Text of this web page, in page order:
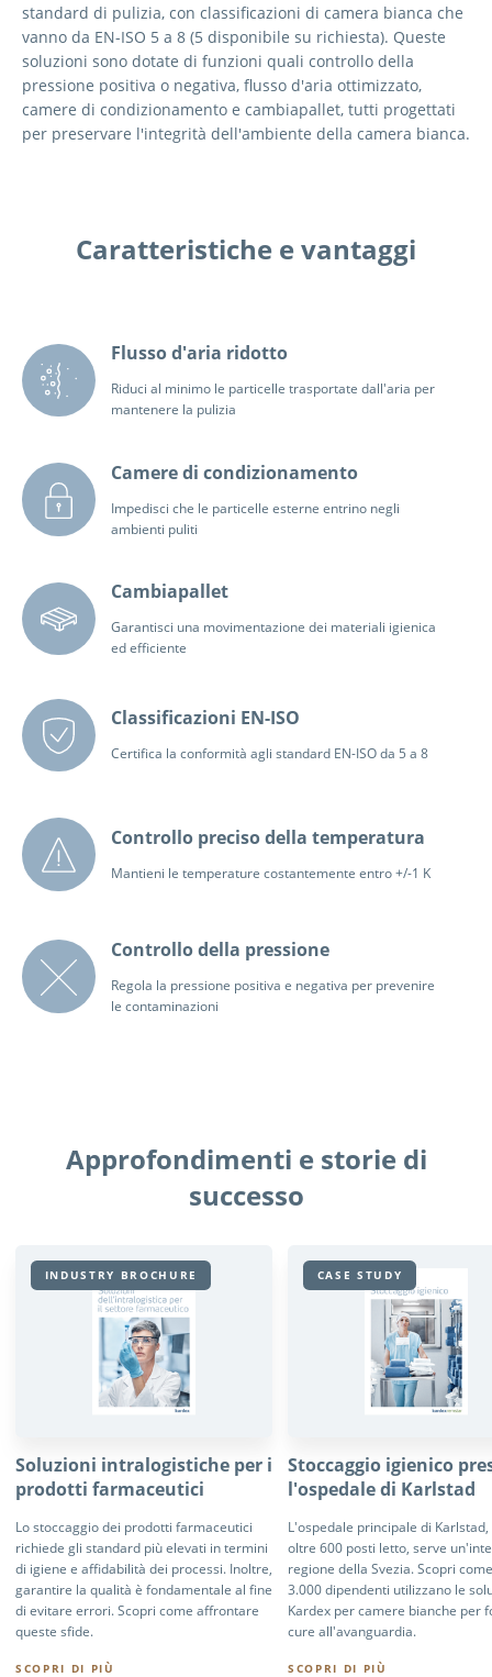
standard di pulizia, con classificazioni di camera bianca che
vanno da EN-ISO 5 a 8 (5 disponibile su richiesta). Queste
soluzioni sono dotate di funzioni quali controllo della
pressione positiva o negativa, flusso d'aria ottimizzato,
camere di condizionamento e cambiapallet, tutti progettati
per preservare l'integrità dell'ambiente della camera bianca.
Caratteristiche e vantaggi
Flusso d'aria ridotto
Riduci al minimo le particelle trasportate dall'aria per
mantenere la pulizia
Camere di condizionamento
Impedisci che le particelle esterne entrino negli
ambienti puliti
Cambiapallet
Garantisci una movimentazione dei materiali igienica
ed efficiente
Classificazioni EN-ISO
Certifica la conformità agli standard EN-ISO da 5 a 8
Controllo preciso della temperatura
Mantieni le temperature costantemente entro +/-1 K
Controllo della pressione
Regola la pressione positiva e negativa per prevenire
le contaminazioni
Approfondimenti e storie di
successo
INDUSTRY BROCHURE
Soluzioni intralogistiche per i
prodotti farmaceutici
Lo stoccaggio dei prodotti farmaceutici
richiede gli standard più elevati in termini
di igiene e affidabilità dei processi. Inoltre,
garantire la qualità è fondamentale al fine
di evitare errori. Scopri come affrontare
queste sfide.
SCOPRI DI PIÙ
CASE STUDY
Stoccaggio igienico
l'ospedale di Karlstad
L'ospedale principale di Karlstad,
oltre 600 posti letto, serve
regione della Svezia. Scopri
3.000 dipendenti utilizzano le
Kardex per camere bianche per
cure all'avanguardia.
SCOPRI DI PIÙ